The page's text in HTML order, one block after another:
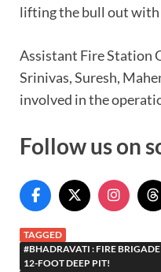
lifting the bull out with
Assistant Fire Station
Srinivas, Suresh,
involved in the
Follow us on
TAGGED
#BHADRAVATI : FIRE BRIGADE
12-FOOT DEEP PIT!